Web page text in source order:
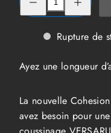
la
quantité
Chaussures
Cohesion
la
quantité
Chaussures
de
Cohesion
Hommes
Rupture de
Ayez une longueur
La nouvelle
avez besoin pour